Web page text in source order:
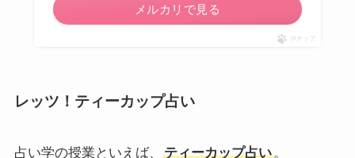
メルカリで見る
ポチップ
レッツ！ティーカップ占い
占い学の授業といえば、 ティーカップ占い。